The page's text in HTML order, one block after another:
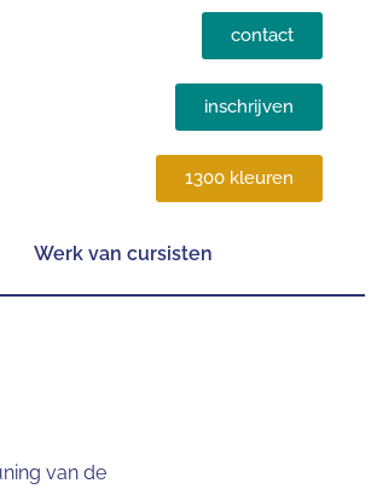
contact
inschrijven
1300 kleuren
Werk van cursisten
van de